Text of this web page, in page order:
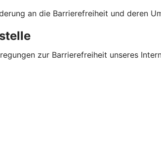
an die Barrierefreiheit und deren
zur Barrierefreiheit unseres